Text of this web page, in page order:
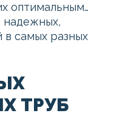
оптимальным
надежных,
в самых разных
ТРУБ